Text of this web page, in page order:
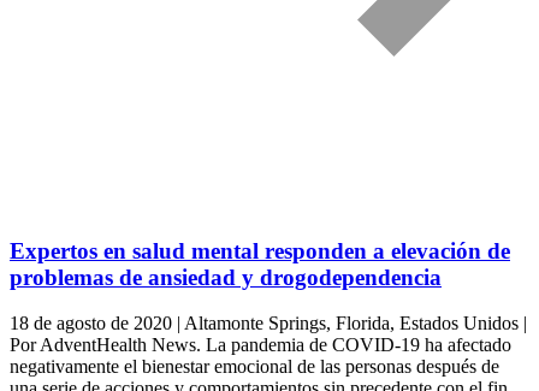
Expertos en salud mental responden a elevación de
problemas de ansiedad y drogodependencia
18 de agosto de 2020 | Altamonte Springs, Florida, Estados Unidos |
Por AdventHealth News. La pandemia de COVID-19 ha afectado
negativamente el bienestar emocional de las personas después de